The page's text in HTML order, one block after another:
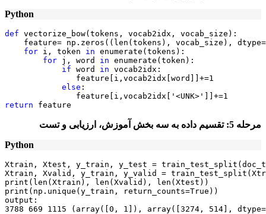
Python
def vectorize_bow(tokens, vocab2idx, vocab_size):
feature= np.zeros((len(tokens), vocab_size),
for i, token in enumerate(tokens):
for j, word in enumerate(token):
if word in vocab2idx:
               feature[i,vocab2idx[word]]+=1
else :
return feature
مرحله 5
: تقسیم داده به سه بخش آموزش، ارزیابی و تست
Python
Xtrain, Xtest, y_train, y_test =
Xtrain, Xvalid, y_train, y_valid =
print(len(Xtrain), len(Xvalid), len(Xtest))
print(np.unique(y_train, return_counts=True))
output:
3788 669 1115 (array([0, 1]), array([3274, 514],